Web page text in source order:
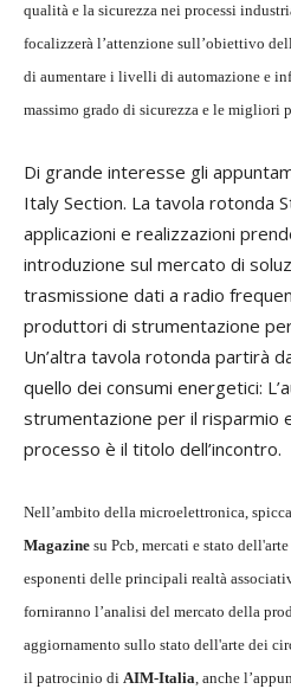
qualità e la sicurezza nei processi
focalizzerà l’attenzione sull’obiettivo
di aumentare i livelli di automazione e
massimo grado di sicurezza e le migliori
Di grande interesse gli
Italy Section. La tavola rotonda
applicazioni e realizzazioni
introduzione sul mercato di
trasmissione dati a radio
produttori di strumentazione
Un’altra tavola rotonda partirà
quello dei consumi energetici:
strumentazione per il risparmio
processo è il titolo dell’incontro.
Nell’ambito della microelettronica,
Magazine su Pcb, mercati e stato
esponenti delle principali realtà
forniranno l’analisi del mercato della
aggiornamento sullo stato dell'arte dei
il patrocinio di AIM-Italia, anche